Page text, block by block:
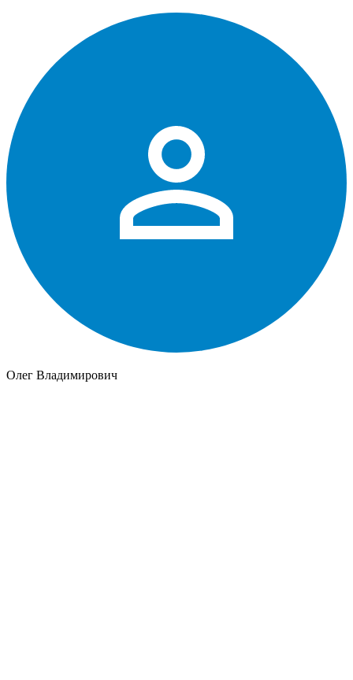
Олег Владимирович